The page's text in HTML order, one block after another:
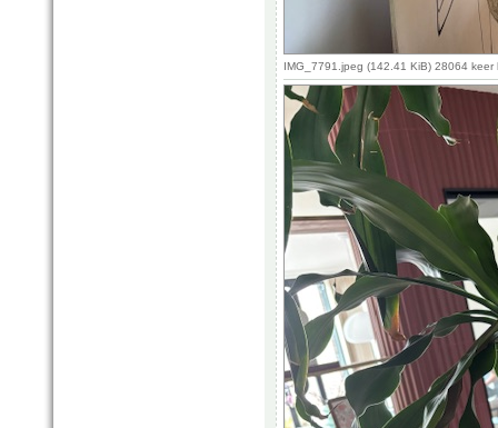
IMG_7791.jpeg (142.41 KiB) 28064 keer